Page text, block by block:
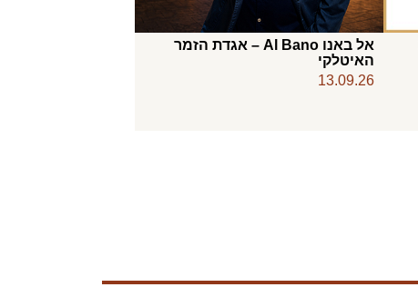
אל באנו Al Bano – אגדת הזמר
האיטלקי
13.09.26